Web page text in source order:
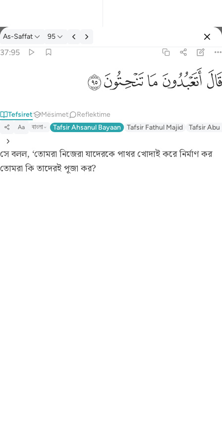
Tefsir: As-Saffat 37:95
As-Saffat 95
37:95
ﲟﲠﲡﲢﲣ
Tefsiret Mësimet Reflektime
Aa বাংলা Tafsir Ahsanul Bayaan Tafsir Fathul Majid Tafsir Abu
সে বলল, ‘তোমরা নিজেরা যাদেরকে পাথর খোদাই করে নির্মাণ কর
তোমরা কি তাদেরই পূজা কর?